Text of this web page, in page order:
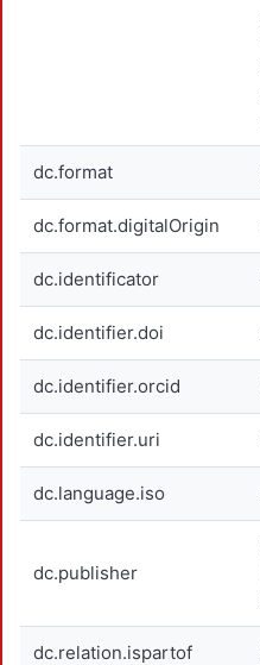
dc.format
dc.format.digitalOrigin
dc.identificator
dc.identifier.doi
dc.identifier.orcid
dc.identifier.uri
dc.language.iso
dc.publisher
dc.relation.ispartof